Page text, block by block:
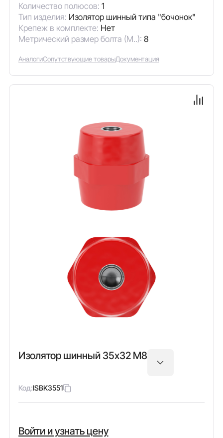
Количество полюсов: 1
Тип изделия: Изолятор шинный типа "бочонок"
Крепеж в комплекте: Нет
Метрический размер болта (М..): 8
АналогиСопутствующие товарыДокументация
Изолятор шинный 35х32 М8
Код:ISBK3551
Войти и узнать цену